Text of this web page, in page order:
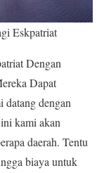
Eskpatriat
Dengan
Dapat
datang dengan
kami akan
daerah. Tentu
biaya untuk